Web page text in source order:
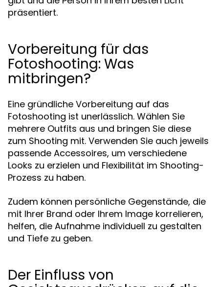
präsentiert.
Vorbereitung für das
Fotoshooting: Was
mitbringen?
Eine gründliche Vorbereitung auf das
Fotoshooting ist unerlässlich. Wählen Sie
mehrere Outfits aus und bringen Sie diese
zum Shooting mit. Verwenden Sie auch jeweils
passende Accessoires, um verschiedene
Looks zu erzielen und Flexibilität im Shooting-
Prozess zu haben.
Zudem können persönliche Gegenstände, die
mit Ihrer Brand oder Ihrem Image korrelieren,
helfen, die Aufnahme individuell zu gestalten
und Tiefe zu geben.
Der Einfluss von